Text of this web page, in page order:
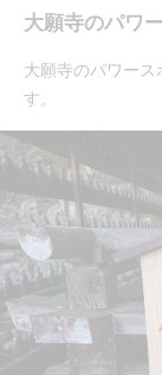
大願寺のパワ
大願寺のパワー
す。